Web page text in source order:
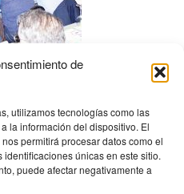
de
utilizamos tecnologías como las
la información del dispositivo. El
permitirá procesar datos como el
únicas en este sitio.
puede afectar negativamente a